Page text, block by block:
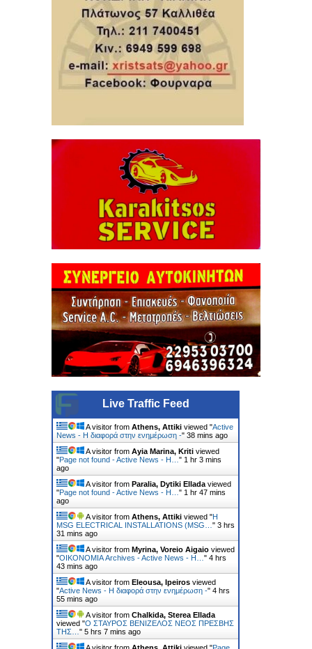
Live Traffic Feed
A visitor from Athens, Attiki viewed "Active
News - Η διαφορά στην ενημέρωση -" 38 mins ago
A visitor from Ayia Marina, Kriti viewed
"Page not found - Active News - Η… " 1 hr 3 mins
ago
A visitor from Paralia, Dytiki Ellada viewed
"Page not found - Active News - Η… " 1 hr 47 mins
ago
A visitor from Athens, Attiki viewed "Η
MSG ELECTRICAL INSTALLATIONS (MSG… " 3 hrs
31 mins ago
A visitor from Myrina, Voreio Aigaio viewed
"ΟΙΚΟΝΟΜΙΑ Archives - Active News - Η… " 4 hrs
44 mins ago
A visitor from Eleousa, Ipeiros viewed
"Active News - Η διαφορά στην ενημέρωση -" 4 hrs
55 mins ago
A visitor from Chalkida, Sterea Ellada
viewed "Ο ΣΤΑΥΡΟΣ ΒΕΝΙΖΕΛΟΣ ΝΕΟΣ ΠΡΕΣΒΗΣ
ΤΗΣ… " 5 hrs 7 mins ago